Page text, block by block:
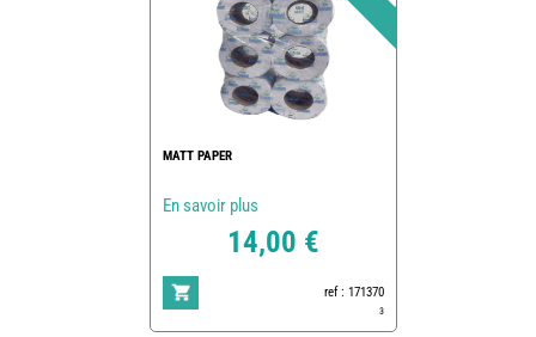
MATT PAPER
En savoir plus
14,00 €
ref : 171370
3